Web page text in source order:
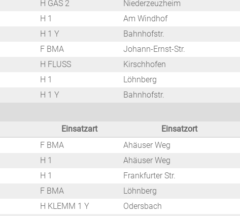
H GAS 2 Niederzeuzheim
H 1 Am Windhof
H 1 Y Bahnhofstr.
F BMA Johann-Ernst-Str.
H FLUSS Kirschhofen
H 1 Löhnberg
H 1 Y Bahnhofstr.
Einsatzart Einsatzort
F BMA Ahäuser Weg
H 1 Ahäuser Weg
H 1 Frankfurter Str.
F BMA Löhnberg
H KLEMM 1 Y Odersbach